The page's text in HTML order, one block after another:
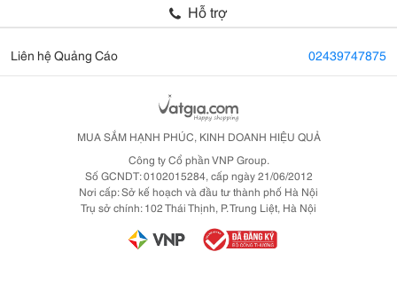
Hỗ trợ
Liên hệ Quảng Cáo 02439747875
MUA SẮM HẠNH PHÚC, KINH DOANH HIỆU QUẢ
Công ty Cổ phần VNP Group.
Số GCNDT: 0102015284, cấp ngày 21/06/2012
Nơi cấp: Sở kế hoạch và đầu tư thành phố Hà Nội
Trụ sở chính: 102 Thái Thịnh, P. Trung Liệt, Hà Nội